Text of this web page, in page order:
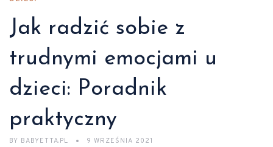
Jak radzić sobie z
trudnymi emocjami u
dzieci: Poradnik
praktyczny
BY BABYETTA.PL 9 WRZEŚNIA 2021